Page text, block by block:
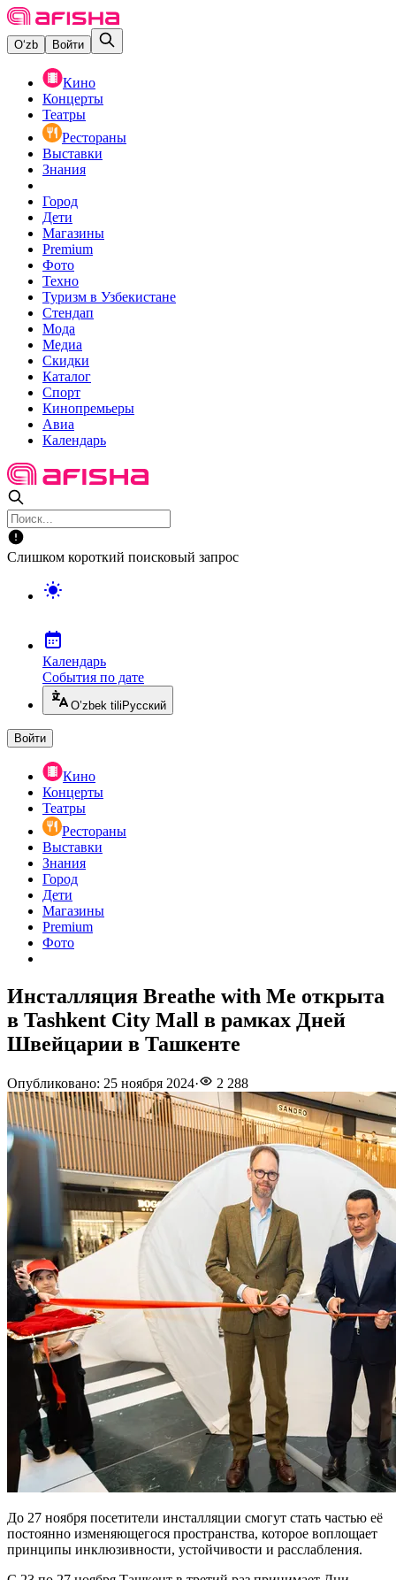
O‘zb Войти
Кино
Концерты
Театры
Рестораны
Выставки
Знания
Город
Дети
Магазины
Premium
Фото
Техно
Туризм в Узбекистане
Стендап
Мода
Медиа
Скидки
Каталог
Спорт
Кинопремьеры
Авиа
Календарь
Слишком короткий поисковый запрос
Календарь
События по дате
O’zbek tili Русский
Войти
Кино
Концерты
Театры
Рестораны
Выставки
Знания
Город
Дети
Магазины
Premium
Фото
Инсталляция Breathe with Me открыта
в Tashkent City Mall в рамках Дней
Швейцарии в Ташкенте
Опубликовано: 25 ноября 2024· 2 288
До 27 ноября посетители инсталляции смогут стать частью её
постоянно изменяющегося пространства, которое воплощает
принципы инклюзивности, устойчивости и расслабления.